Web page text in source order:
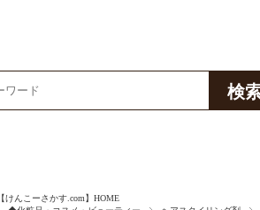
【けんこーさかす.com】HOME